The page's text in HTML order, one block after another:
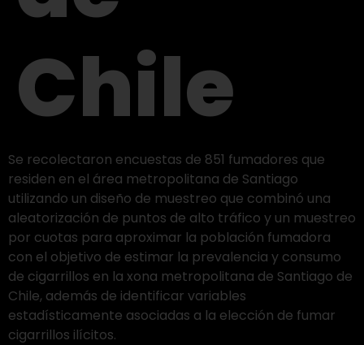
Chile
Se recolectaron encuestas de 851 fumadores que
residen en el área metropolitana de Santiago
utilizando un diseño de muestreo que combinó una
aleatorización de puntos de alto tráfico y un muestreo
por cuotas para aproximar la población fumadora
con el objetivo de estimar la prevalencia y consumo
de cigarrillos en la xona metropolitana de Santiago de
Chile, además de identificar variables
estadísticamente asociadas a la elección de fumar
cigarrillos ilícitos.